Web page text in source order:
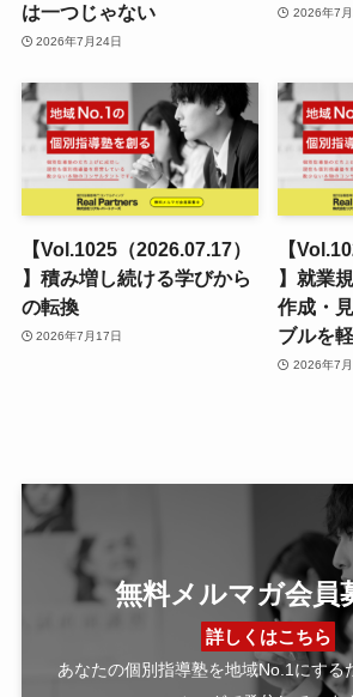
は一つじゃない
2026年7月24日
2026年7
【Vol.1025（2026.07.17）
】積み増し続ける学びから
の転換
2026年7月17日
【
】就業
作成・
ブルを
2026年7
無料メルマガ会員
詳しくはこちら
あなたの個別指導塾を地域No.1にする